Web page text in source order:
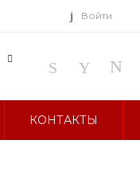
Войти
КОНТАКТЫ